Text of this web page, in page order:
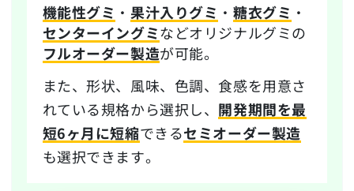
機能性グミ ・ 果汁入りグミ ・糖衣グミ ・
センターイングミなどオリジナルグミの
フルオーダー製造が可能。
また、形状、風味、色調、食感を用意さ
れている規格から選択し、 開発期間を最
短6ヶ月に短縮できるセミオーダー製造
も選択できます。